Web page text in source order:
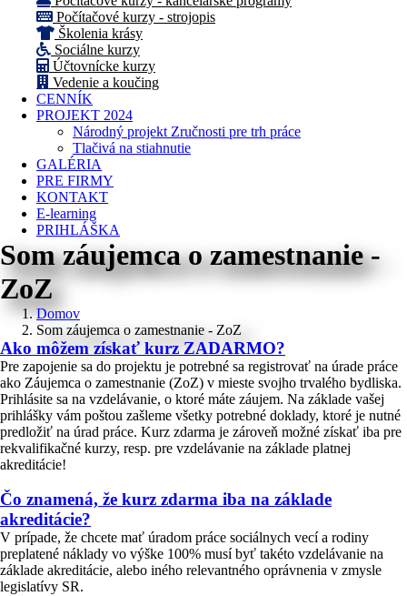
Počítačové kurzy - strojopis
Školenia krásy
Sociálne kurzy
Účtovnícke kurzy
Vedenie a koučing
CENNÍK
PROJEKT 2024
Národný projekt Zručnosti pre trh práce
Tlačivá na stiahnutie
GALÉRIA
PRE FIRMY
KONTAKT
E-learning
PRIHLÁŠKA
Som záujemca o zamestnanie -
ZoZ
Domov
Som záujemca o zamestnanie - ZoZ
Ako môžem získať kurz ZADARMO?
Pre zapojenie sa do projektu je potrebné sa registrovať na úrade práce
ako Záujemca o zamestnanie (ZoZ) v mieste svojho trvalého bydliska.
Prihlásite sa na vzdelávanie, o ktoré máte záujem. Na základe vašej
prihlášky vám poštou zašleme všetky potrebné doklady, ktoré je nutné
predložiť na úrad práce. Kurz zdarma je zároveň možné získať iba pre
rekvalifikačné kurzy, resp. pre vzdelávanie na základe platnej
akreditácie!
Čo znamená, že kurz zdarma iba na základe
akreditácie?
V prípade, že chcete mať úradom práce sociálnych vecí a rodiny
preplatené náklady vo výške 100% musí byť takéto vzdelávanie na
základe akreditácie, alebo iného relevantného oprávnenia v zmysle
legislatívy SR.